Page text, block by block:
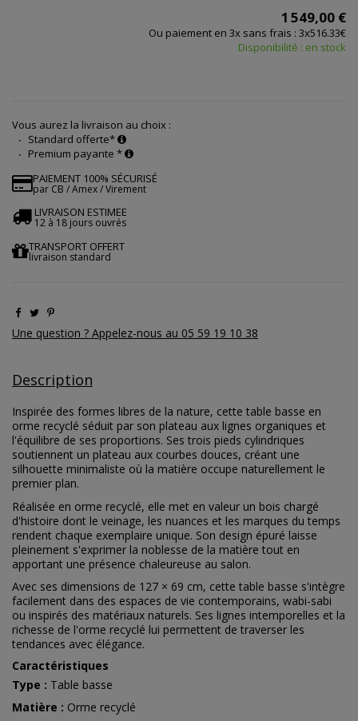
1 549,00 €
Ou paiement en 3x sans frais : 3x516.33€
Disponibilité : en stock
Vous aurez la livraison au choix :
Standard offerte*
Premium payante *
PAIEMENT 100% SÉCURISÉ
par CB / Amex / Virement
LIVRAISON ESTIMEE
12 à 18 jours ouvrés
TRANSPORT OFFERT
livraison standard
Une question ? Appelez-nous au 05 59 19 10 38
Description
Inspirée des formes libres de la nature, cette table basse en
orme recyclé séduit par son plateau aux lignes organiques et
l'équilibre de ses proportions. Ses trois pieds cylindriques
soutiennent un plateau aux courbes douces, créant une
silhouette minimaliste où la matière occupe naturellement le
premier plan.
Réalisée en orme recyclé, elle met en valeur un bois chargé
d'histoire dont le veinage, les nuances et les marques du temps
rendent chaque exemplaire unique. Son design épuré laisse
pleinement s'exprimer la noblesse de la matière tout en
apportant une présence chaleureuse au salon.
Avec ses dimensions de 127 × 69 cm, cette table basse s'intègre
facilement dans des espaces de vie contemporains, wabi-sabi
ou inspirés des matériaux naturels. Ses lignes intemporelles et la
richesse de l'orme recyclé lui permettent de traverser les
tendances avec élégance.
Caractéristiques
Type : Table basse
Matière : Orme recyclé